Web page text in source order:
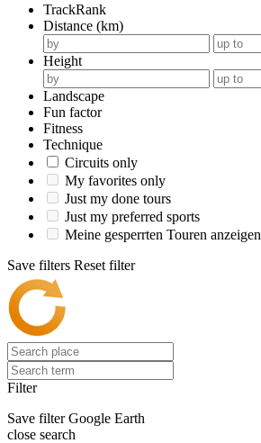
TrackRank
Distance (km)
Height
Landscape
Fun factor
Fitness
Technique
Circuits only
My favorites only
Just my done tours
Just my preferred sports
Meine gesperrten Touren anzeigen
Save filters Reset filter
Filter
Save filter Google Earth
close search